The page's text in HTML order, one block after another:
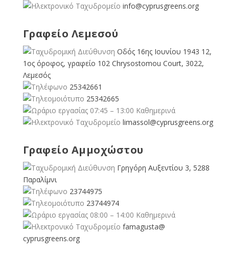
info@cyprusgreens.org
Γραφείο Λεμεσού
Οδός 16ης Ιουνίου 1943 12,
1ος όροφος, γραφείο 102 Chrysostomou Court, 3022,
Λεμεσός
25342661
25342665
07:45 – 13:00 Καθημερινά
limassol@cyprusgreens.org
Γραφείο Αμμοχώστου
Γρηγόρη Αυξεντίου 3, 5288
Παραλίμνι
23744975
23744974
08:00 – 14:00 Καθημερινά
famagusta@
cyprusgreens.org